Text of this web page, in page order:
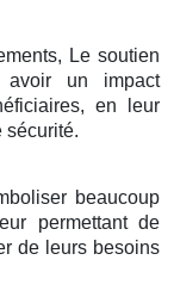
Le soutien
avoir un impact
en leur
sécurité.
beaucoup
permettant de
de leurs besoins